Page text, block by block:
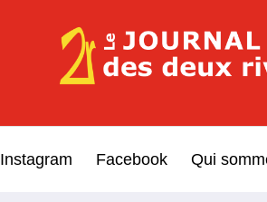
Le Journal des
Instagram Facebook Qui